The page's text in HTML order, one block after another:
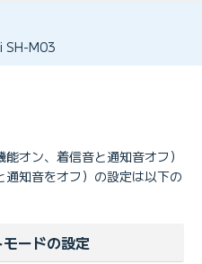
SH-M03
オン、着信音と通知音オフ）
知音をオフ）の設定は以下の
ードの設定